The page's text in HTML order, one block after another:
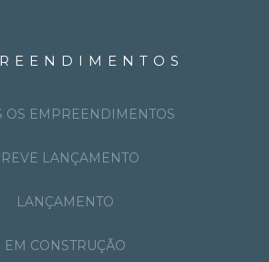
OS EMPREENDIMENTOS
LANÇAMENTO
LANÇAMENTO
EM CONSTRUÇÃO